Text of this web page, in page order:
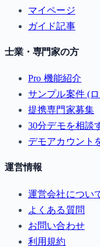
マイページ
ガイド記事
士業・専門家の方
Pro 機能紹介
サンプル案件 (
提携専門家募集
30分デモを相談
デモアカウント
運営情報
運営会社につい
よくある質問
お問い合わせ
利用規約